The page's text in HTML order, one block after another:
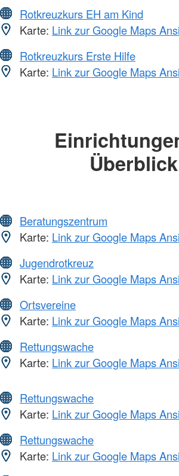
Rotkreuzkurs EH am Kind
Karte: Link zur Google Maps
Rotkreuzkurs Erste Hilfe
Karte: Link zur Google Maps
Überblick
Beratungszentrum
Karte: Link zur Google Maps
Jugendrotkreuz
Karte: Link zur Google Maps
Ortsvereine
Karte: Link zur Google Maps
Rettungswache
Karte: Link zur Google Maps
Rettungswache
Karte: Link zur Google Maps
Rettungswache
Karte: Link zur Google Maps